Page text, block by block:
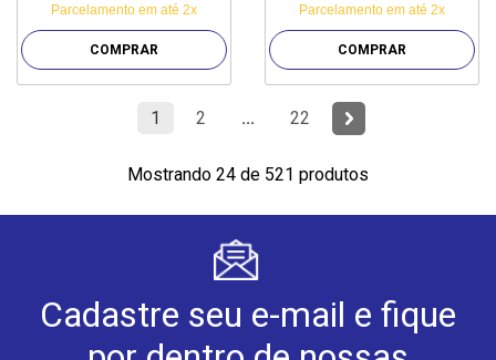
Parcelamento em até 2x
COMPRAR
Parcelamento em até 2x
COMPRAR
1 2 ... 22
Mostrando 24 de 521 produtos
Cadastre seu e-mail e fique